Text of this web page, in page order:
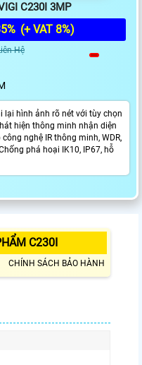
C230I 3MP
(+ VAT 8%)
Hệ
lại hình ảnh rõ nét với tùy chọn
hiện thông minh nhận diện
nghệ IR thông minh, WDR,
phá hoại IK10, IP67, hỗ
C230I
CHÍNH SÁCH BẢO HÀNH